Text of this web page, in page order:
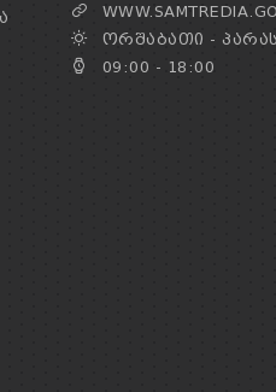
ᲝᲠᲨᲐᲑᲐᲗᲘ -
09:00 - 18:00